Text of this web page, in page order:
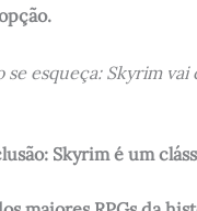
se esqueça: Skyrim
Skyrim é um